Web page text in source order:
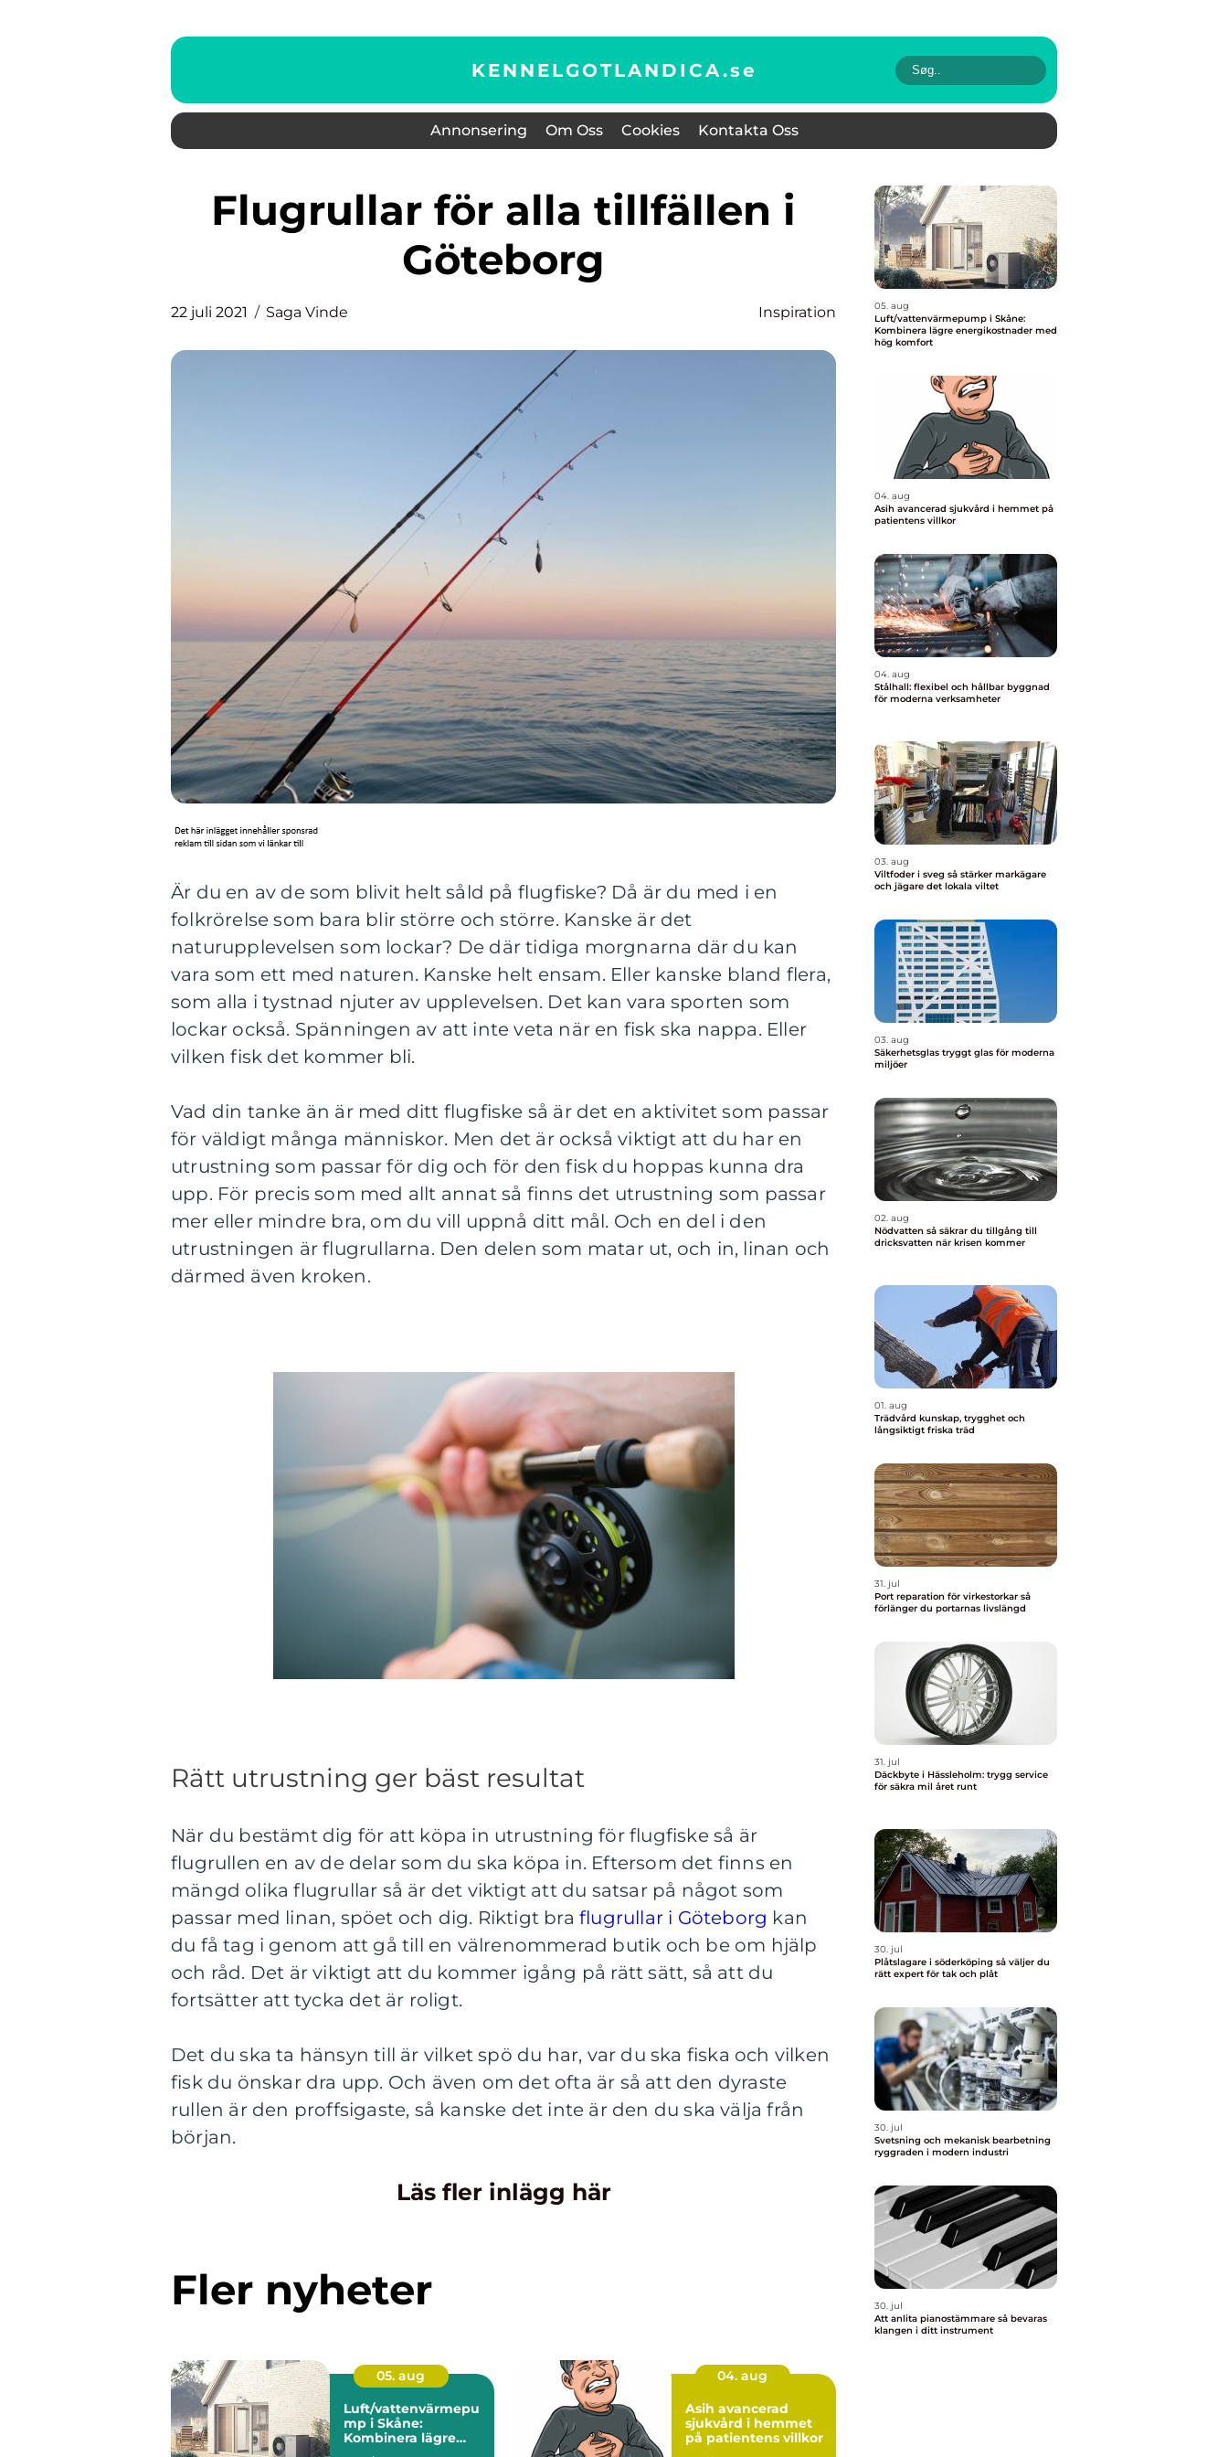
KENNELGOTLANDICA.se
Annonsering Om Oss Cookies Kontakta Oss
Flugrullar för alla tillfällen i
Göteborg
22 juli 2021 Saga Vinde Inspiration
Är du en av de som blivit helt såld på flugfiske? Då är du med i en
folkrörelse som bara blir större och större. Kanske är det
naturupplevelsen som lockar? De där tidiga morgnarna där du kan
vara som ett med naturen. Kanske helt ensam. Eller kanske bland flera,
som alla i tystnad njuter av upplevelsen. Det kan vara sporten som
lockar också. Spänningen av att inte veta när en fisk ska nappa. Eller
vilken fisk det kommer bli.
Vad din tanke än är med ditt flugfiske så är det en aktivitet som passar
för väldigt många människor. Men det är också viktigt att du har en
utrustning som passar för dig och för den fisk du hoppas kunna dra
upp. För precis som med allt annat så finns det utrustning som passar
mer eller mindre bra, om du vill uppnå ditt mål. Och en del i den
utrustningen är flugrullarna. Den delen som matar ut, och in, linan och
därmed även kroken.
Rätt utrustning ger bäst resultat
När du bestämt dig för att köpa in utrustning för flugfiske så är
flugrullen en av de delar som du ska köpa in. Eftersom det finns en
mängd olika flugrullar så är det viktigt att du satsar på något som
passar med linan, spöet och dig. Riktigt bra flugrullar i Göteborg kan
du få tag i genom att gå till en välrenommerad butik och be om hjälp
och råd. Det är viktigt att du kommer igång på rätt sätt, så att du
fortsätter att tycka det är roligt.
Det du ska ta hänsyn till är vilket spö du har, var du ska fiska och vilken
fisk du önskar dra upp. Och även om det ofta är så att den dyraste
rullen är den proffsigaste, så kanske det inte är den du ska välja från
början.
Läs fler inlägg här
Fler nyheter
05. aug
Luft/vattenvärmepu
mp i Skåne:
Kombinera lägre
energikostnader
04. aug
Asih avancerad
sjukvård i hemmet
på patientens villkor
05. aug
Luft/vattenvärmepump i Skåne:
Kombinera lägre energikostnader med
hög komfort
04. aug
Asih avancerad sjukvård i hemmet på
patientens villkor
04. aug
Stålhall: flexibel och hållbar byggnad
för moderna verksamheter
03. aug
Viltfoder i sveg så stärker markägare
och jägare det lokala viltet
03. aug
Säkerhetsglas tryggt glas för moderna
miljöer
02. aug
Nödvatten så säkrar du tillgång till
dricksvatten när krisen kommer
01. aug
Trädvård kunskap, trygghet och
långsiktigt friska träd
31. jul
Port reparation för virkestorkar så
förlänger du portarnas livslängd
31. jul
Däckbyte i Hässleholm: trygg service
för säkra mil året runt
30. jul
Plåtslagare i söderköping så väljer du
rätt expert för tak och plåt
30. jul
Svetsning och mekanisk bearbetning
ryggraden i modern industri
30. jul
Att anlita pianostämmare så bevaras
klangen i ditt instrument